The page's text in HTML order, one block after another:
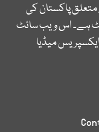
پاکستان کی
ہے۔ اس ویب سائٹ
میڈیا